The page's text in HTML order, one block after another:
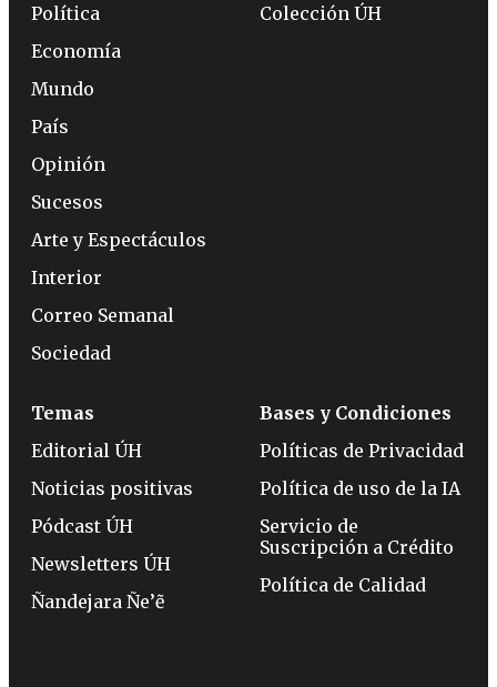
Política
Economía
Mundo
País
Opinión
Sucesos
Arte y Espectáculos
Interior
Correo Semanal
Sociedad
Colección ÚH
Temas
Editorial ÚH
Noticias positivas
Pódcast ÚH
Newsletters ÚH
Ñandejara Ñe’ẽ
Bases y Condiciones
Políticas de Privacidad
Política de uso de la IA
Servicio de
Suscripción a Crédito
Política de Calidad